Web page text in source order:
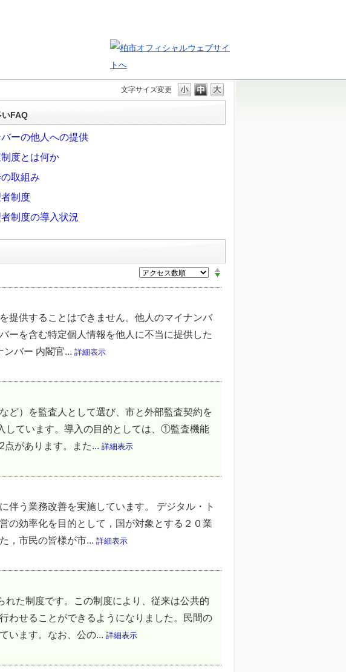
文字サイズ変更
いFAQ
ーの他人への提供
度とは何か
取組み
制度
制度の導入状況
提供することはできません。他人のマイナンバ
ーを含む特定個人情報を他人に不当に提供した
ンバー 内閣官... 詳細表示
ど）を監査人として選び、市と外部監査契約を
しています。導入の目的としては、①監査機能
があります。また... 詳細表示
伴う業務改善を実施しています。 デジタル・ト
の効率化を目的として，国が対象とする２０業
，市民の皆様が市... 詳細表示
た制度です。この制度により、従来は公共的
わせることができるようになりました。民間の
います。なお、公の... 詳細表示